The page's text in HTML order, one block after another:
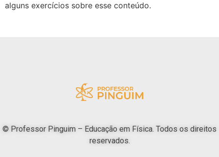
alguns exercícios sobre esse conteúdo.
© Professor Pinguim – Educação em Física. Todos os direitos
reservados.